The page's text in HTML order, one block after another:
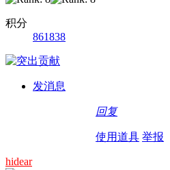
积分
861838
发消息
回复
使用道具 举报
hidear